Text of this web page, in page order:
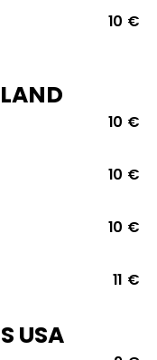
10 €
10 €
10 €
10 €
11 €
USA